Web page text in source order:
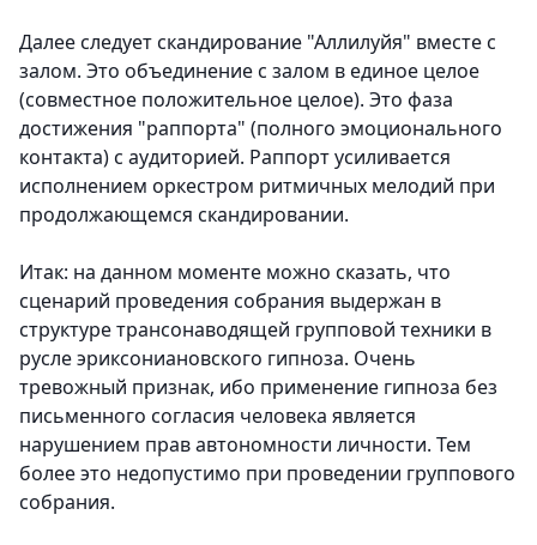
Далее следует скандирование "Аллилуйя" вместе с
залом. Это объединение с залом в единое целое
(совместное положительное целое). Это фаза
достижения "раппорта" (полного эмоционального
контакта) с аудиторией. Раппорт усиливается
исполнением оркестром ритмичных мелодий при
продолжающемся скандировании.
Итак: на данном моменте можно сказать, что
сценарий проведения собрания выдержан в
структуре трансонаводящей групповой техники в
русле эриксониановского гипноза. Очень
тревожный признак, ибо применение гипноза без
письменного согласия человека является
нарушением прав автономности личности. Тем
более это недопустимо при проведении группового
собрания.